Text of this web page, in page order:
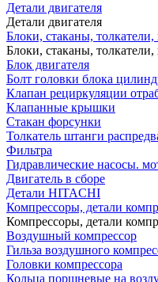
Детали двигателя
Детали двигателя
Блоки, стаканы, толкатели,
Блоки, стаканы, толкатели,
Блок двигателя
Болт головки блока
Клапан рециркуляции
Клапанные крышки
Стакан форсунки
Толкатель штанги
Фильтра
Гидравлические насосы.
Двигатель в сборе
Детали HITACHI
Компрессоры, детали
Компрессоры, детали
Воздушный компрессор
Гильза воздушного
Головки компрессора
Кольца поршневые на